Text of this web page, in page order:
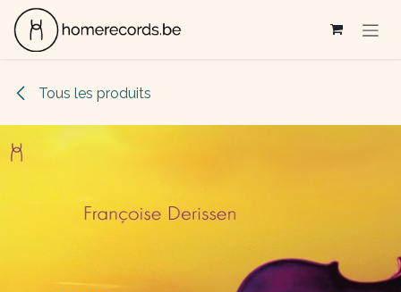
Se rendre au contenu
Tous les produits